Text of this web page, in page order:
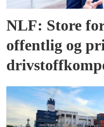
NLF: Store
offentlig og